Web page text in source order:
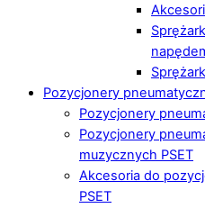
Pozycjonery
Pozycjonery
Pozycjonery
muzycznych PSET
Akcesoria do
PSET